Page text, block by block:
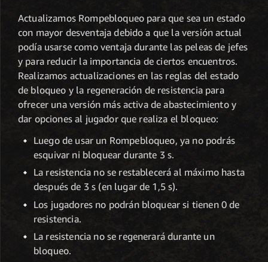
Actualizamos Rompebloqueo para que sea un estado
con mayor desventaja debido a que la versión actual
podía usarse como ventaja durante las peleas de jefes
y para reducir la importancia de ciertos encuentros.
Realizamos actualizaciones en las reglas del estado
de bloqueo y la regeneración de resistencia para
ofrecer una versión más activa de abastecimiento y
dar opciones al jugador que realiza el bloqueo:
Luego de usar un Rompebloqueo, ya no podrás
esquivar ni bloquear durante 3 s.
La resistencia no se restablecerá al máximo hasta
después de 3 s (en lugar de 1,5 s).
Los jugadores no podrán bloquear si tienen 0 de
resistencia.
La resistencia no se regenerará durante un
bloqueo.